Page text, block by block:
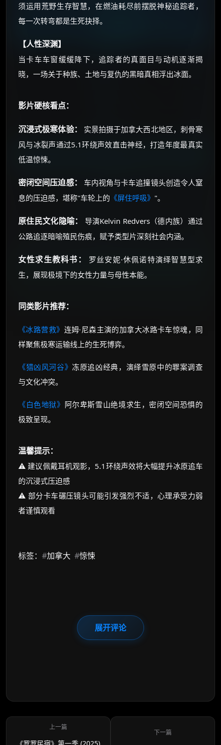
须运用荒野生存智慧，在燃油耗尽前摆脱神秘追踪者，
每一次转弯都是生死抉择。
【人性深渊】
当卡车车窗缓缓降下，追踪者的真面目与动机逐渐揭
晓，一场关于种族、土地与复仇的黑暗真相浮出冰面。
影片硬核看点：
沉浸式极寒体验：
实景拍摄于加拿大西北地区，刺骨寒
风与冰裂声通过5.1环绕声效直击神经，打造年度最真实
低温惊悚。
密闭空间压迫感：
车内视角与卡车追撞镜头创造令人窒
息的压迫感，堪称"车轮上的 《屏住呼吸》 "。
原住民文化隐喻：
导演Kelvin Redvers（德内族）通过
公路追逐暗喻殖民伤痕，赋予类型片深刻社会内涵。
女性求生教科书：
罗丝安妮·休佩诺特演绎智慧型求
生，展现极境下的女性力量与母性本能。
同类影片推荐：
《冰路营救》 连姆·尼森主演的加拿大冰路卡车惊魂，同
样聚焦极寒运输线上的生死博弈。
《猎凶风河谷》 冻原追凶经典，演绎雪原中的罪案调查
与文化冲突。
《白色地狱》 阿尔卑斯雪山绝境求生，密闭空间恐惧的
极致呈现。
温馨提示：
⚠️ 建议佩戴耳机观影，5.1环绕声效将大幅提升冰原追车
的沉浸式压迫感
⚠️ 部分卡车碾压镜头可能引发强烈不适，心理承受力弱
者谨慎观看
标签： #加拿大 #惊悚
展开评论